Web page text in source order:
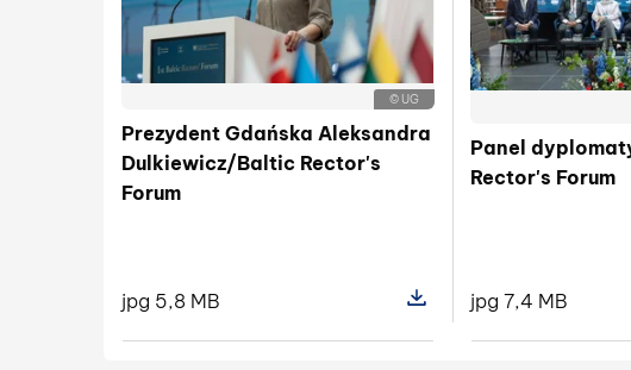
© UG
Prezydent Gdańska Aleksandra
Dulkiewicz/Baltic Rector's
Forum
jpg 5,8 MB
Pokaż szczegóły pliku
Panel
Rector's Forum
jpg 7,4 MB